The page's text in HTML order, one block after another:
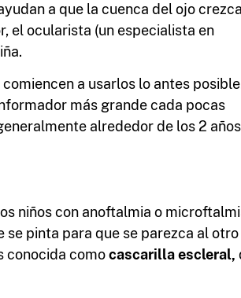
a que la cuenca del ojo
el ocularista (un especialista en
a usarlos lo antes
más grande cada pocas
alrededor de los 2
niños con anoftalmia o
se pinta para que se parezca al otro
conocida comocascarilla escleral,